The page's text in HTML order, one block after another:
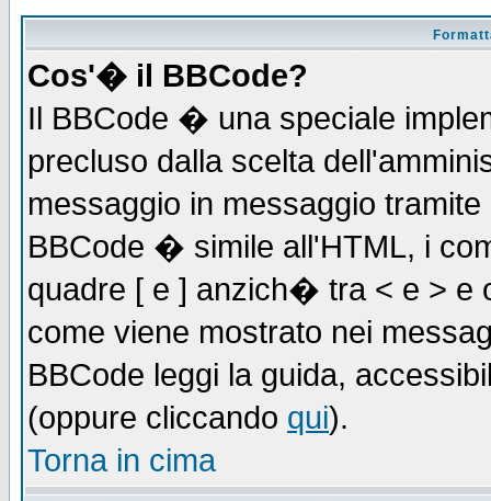
Cos'� il BBCode?
Il BBCode � una speciale
precluso dalla scelta
messaggio in messaggio
BBCode � simile all'HTML, i
quadre [ e ] anzich� tra < e > e
come viene mostrato nei
BBCode leggi la guida,
(oppure cliccando qui).
Torna in cima